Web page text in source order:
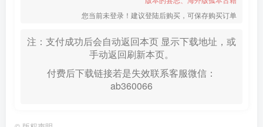
您当前未登录！建议登陆后购买，可保存购买订单
注：支付成功后会自动返回本页 显示下载地址，或
手动返回刷新本页。
付费后下载链接若是失效联系客服微信：
ab360066